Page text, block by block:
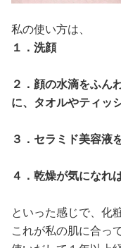
私の使い方は、
１．洗顔
２．顔の水滴をふん
に、タオルやティッ
３．セラミド美容液
４．乾燥が気になれ
といった感じで、化
これが私の肌に合っ